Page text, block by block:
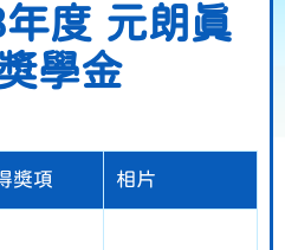
度 元朗真
學金
獎項 相片